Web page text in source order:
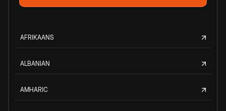
AFRIKAANS
ALBANIAN
AMHARIC